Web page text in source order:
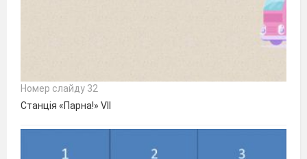
Номер слайду 32
Станція «Парна!» VII